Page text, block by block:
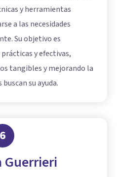
y herramientas
a las necesidades
Su objetivo es
y efectivas,
tangibles y mejorando la
su ayuda.
6
Guerrieri